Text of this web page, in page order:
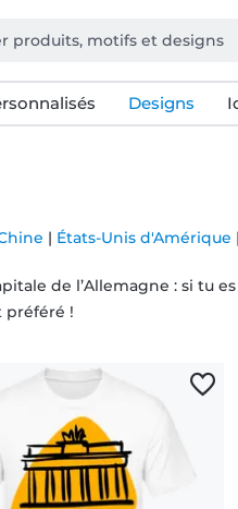
Designs
| États-Unis d'Amérique |
de l’Allemagne : si tu
préféré !